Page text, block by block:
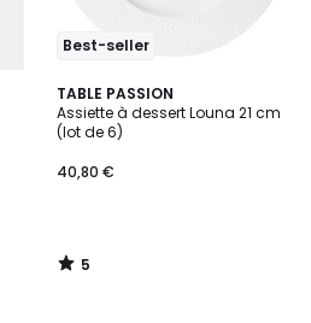
Best-seller
TABLE PASSION
Assiette à dessert Louna 21 cm
(lot de 6)
40,80 €
5
/
5
5
/